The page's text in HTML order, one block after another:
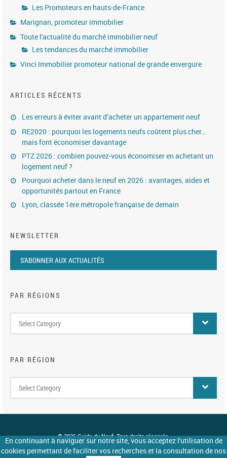
En continuant à naviguer sur notre site, vous acceptez l'utilisation de
cookies permettant de faciliter vos recherches et la consultation de nos
Les Promoteurs en hauts-de-France
Marignan, promoteur immobilier
Toute l'actualité du marché immobilier neuf
Les tendances du marché immobilier
Vinci Immobilier promoteur national de grande envergure
ARTICLES RÉCENTS
Les erreurs à éviter avant d’acheter un appartement neuf
RE2020 : pourquoi les logements neufs coûtent plus cher…
mais font économiser davantage
PTZ 2026 : combien pouvez-vous économiser en achetant un
logement neuf ?
Pourquoi acheter dans le neuf en 2026 : avantages, aides et
opportunités partout en France
Lyon, classée 1ère métropole française de demain
NEWSLETTER
S'ABONNER AUX ACTUALITÉS
PAR RÉGIONS
Par
régions
Select Category
PAR RÉGION
Par
région
Select Category
© 2026 Guide du Neuf. Tous droits réservés.
Site réalisé par 3clics.com